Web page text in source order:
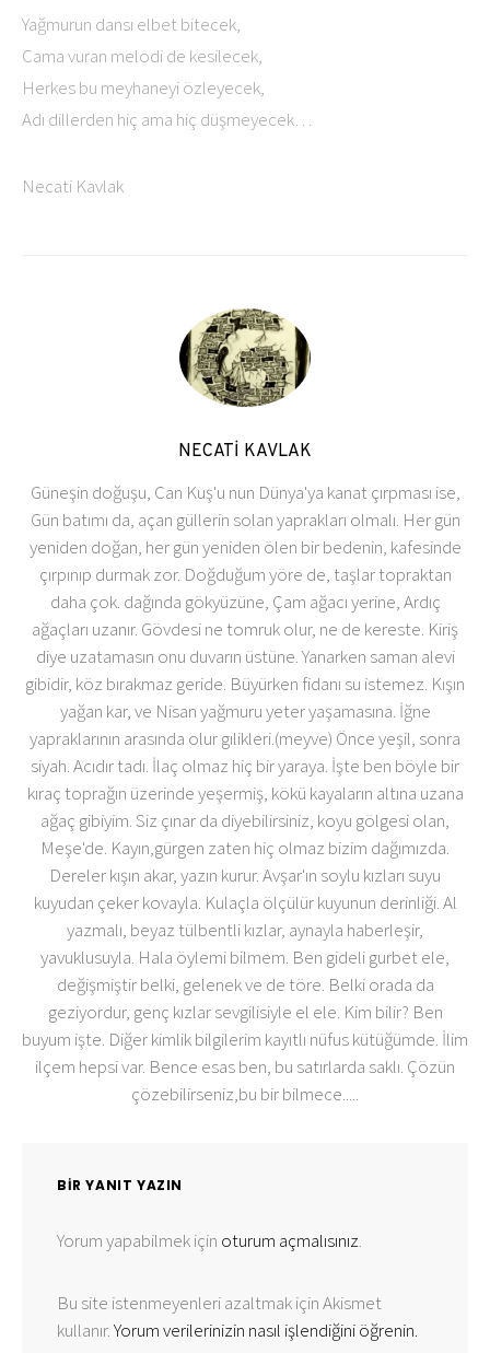
Yağmurun dansı elbet bitecek,
Cama vuran melodi de kesilecek,
Herkes bu meyhaneyi özleyecek,
Adı dillerden hiç ama hiç düşmeyecek…
Necati Kavlak
NECATİ KAVLAK
Güneşin doğuşu, Can Kuş'u nun Dünya'ya kanat çırpması ise,
Gün batımı da, açan güllerin solan yaprakları olmalı. Her gün
yeniden doğan, her gün yeniden ölen bir bedenin, kafesinde
çırpınıp durmak zor. Doğduğum yöre de, taşlar topraktan
daha çok. dağında gökyüzüne, Çam ağacı yerine, Ardıç
ağaçları uzanır. Gövdesi ne tomruk olur, ne de kereste. Kiriş
diye uzatamasın onu duvarın üstüne. Yanarken saman alevi
gibidir, köz bırakmaz geride. Büyürken fidanı su istemez. Kışın
yağan kar, ve Nisan yağmuru yeter yaşamasına. İğne
yapraklarının arasında olur gılikleri.(meyve) Önce yeşil, sonra
siyah. Acıdır tadı. İlaç olmaz hiç bir yaraya. İşte ben böyle bir
kıraç toprağın üzerinde yeşermiş, kökü kayaların altına uzana
ağaç gibiyim. Siz çınar da diyebilirsiniz, koyu gölgesi olan,
Meşe'de. Kayın,gürgen zaten hiç olmaz bizim dağımızda.
Dereler kışın akar, yazın kurur. Avşar'ın soylu kızları suyu
kuyudan çeker kovayla. Kulaçla ölçülür kuyunun derinliği. Al
yazmalı, beyaz tülbentli kızlar, aynayla haberleşir,
yavuklusuyla. Hala öylemi bilmem. Ben gideli gurbet ele,
değişmiştir belki, gelenek ve de töre. Belki orada da
geziyordur, genç kızlar sevgilisiyle el ele. Kim bilir? Ben
buyum işte. Diğer kimlik bilgilerim kayıtlı nüfus kütüğümde. İlim
ilçem hepsi var. Bence esas ben, bu satırlarda saklı. Çözün
çözebilirseniz,bu bir bilmece.....
BIR YANIT YAZIN
Yorum yapabilmek için oturum açmalısınız.
Bu site istenmeyenleri azaltmak için Akismet
kullanır.Yorum verilerinizin nasıl işlendiğini öğrenin.